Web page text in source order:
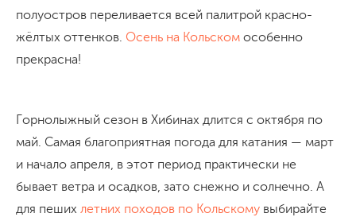
полуостров переливается всей палитрой красно-
жёлтых оттенков. Осень на Кольском особенно
прекрасна!
Горнолыжный сезон в Хибинах длится с октября по
май. Самая благоприятная погода для катания — март
и начало апреля, в этот период практически не
бывает ветра и осадков, зато снежно и солнечно. А
для пеших летних походов по Кольскому выбирайте